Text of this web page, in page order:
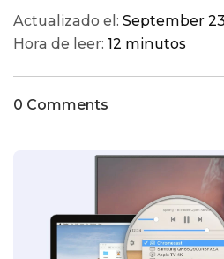
Actualizado el: September
Hora de leer: 12 minutos
0 Comments